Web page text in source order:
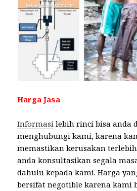
Harga Jasa
Informasi lebih rinci bisa anda
menghubungi kami, karena
memastikan kerusakan
anda konsultasikan segala
dahulu kepada kami. Harga
bersifat negotible karena kami